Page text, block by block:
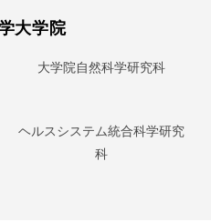
大学院
大学院自然科学研究科
ヘルスシステム統合科学研究
科